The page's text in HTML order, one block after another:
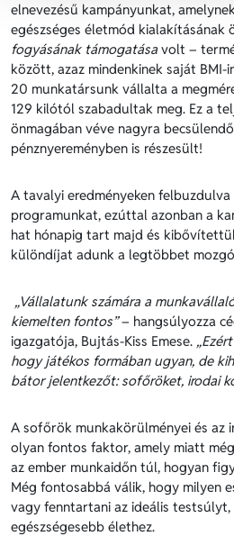
elnevezésű kampányunkat,
egészséges életmód kialakításának
fogyásának támogatása volt –
között, azaz mindenkinek saját BMI-
20 munkatársunk vállalta a
129 kilótól szabadultak meg. Ez a
önmagában véve nagyra
pénznyereményben is részesült!
A tavalyi eredményeken
programunkat, ezúttal azonban a
hat hónapig tart majd és
különdíjat adunk a legtöbbet
„Vállalatunk számára a
kiemelten fontos”– hangsúlyozza
igazgatója, Bujtás-Kiss Emese.
hogy játékos formában ugyan, de
bátor jelentkezőt: sofőröket, irodai
A sofőrök munkakörülményei és az
olyan fontos faktor, amely miatt
az ember munkaidőn túl, hogyan
Még fontosabbá válik, hogy milyen
vagy fenntartani az ideális testsúlyt,
egészségesebb élethez.